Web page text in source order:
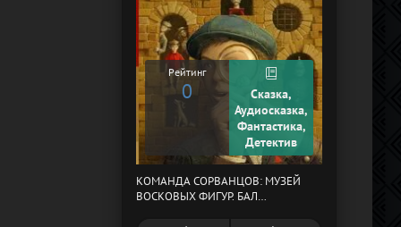
Рейтинг
0
Сказка,
Аудиосказка,
Фантастика,
Детектив
КОМАНДА СОРВАНЦОВ: МУЗЕЙ
ВОСКОВЫХ ФИГУР. БАЛ